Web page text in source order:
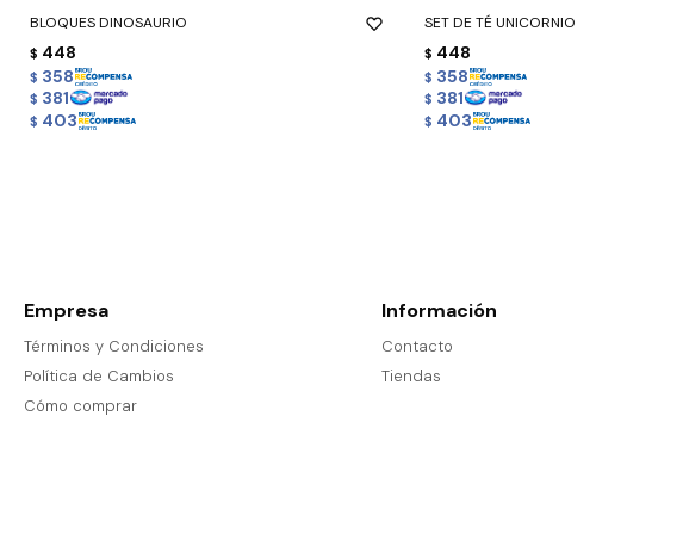
BLOQUES DINOSAURIO
$ 448
$ 358
$ 381
$ 403
SET DE TÉ UNICORNIO
$ 448
$ 358
$ 381
$ 403
Empresa
Términos y Condiciones
Política de Cambios
Cómo comprar
Información
Contacto
Tiendas